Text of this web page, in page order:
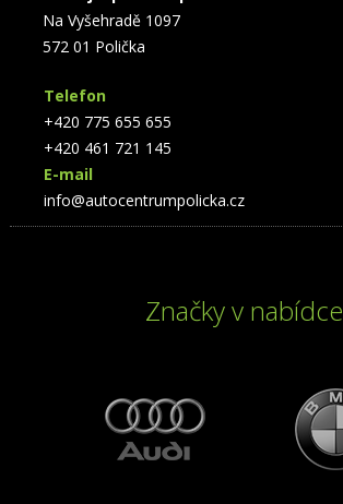
Na Vyšehradě 1097
572 01 Polička
Telefon
+420 775 655 655
+420 461 721 145
E-mail
info@autocentrumpolicka.cz
Značky v nabídce